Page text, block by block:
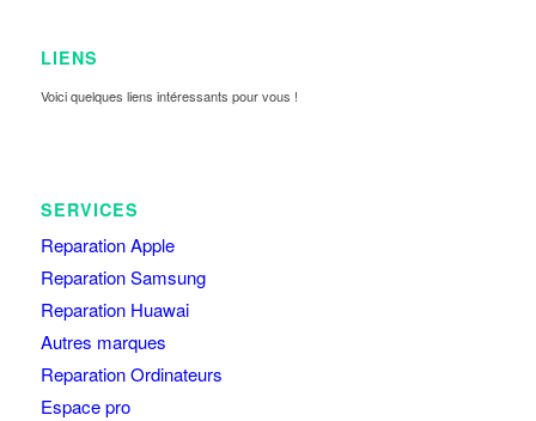
LIENS
Voici quelques liens intéressants pour vous !
SERVICES
Reparation Apple
Reparation Samsung
Reparation Huawai
Autres marques
Reparation Ordinateurs
Espace pro